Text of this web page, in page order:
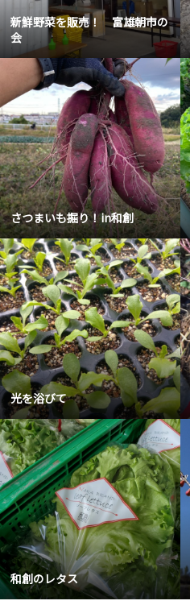
新鮮野菜を販売！ 富雄朝市の
会
さつまいも掘り！in和創
光を浴びて
和創のレタス